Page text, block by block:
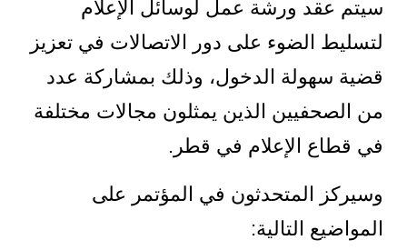
سيتم عقد ورشة عمل لوسائل الإعلام
لتسليط الضوء على دور الاتصالات في تعزيز
قضية سهولة الدخول، وذلك بمشاركة عدد
من الصحفيين الذين يمثلون مجالات مختلفة
في قطاع الإعلام في قطر.
وسيركز المتحدثون في المؤتمر على
المواضيع التالية: